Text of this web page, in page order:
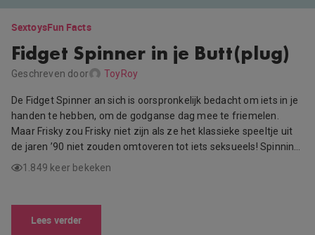
SextoysFun Facts
Fidget Spinner in je Butt(plug)
Geschreven door ToyRoy
De Fidget Spinner an sich is oorspronkelijk bedacht om iets in je
handen te hebben, om de godganse dag mee te friemelen.
Maar Frisky zou Frisky niet zijn als ze het klassieke speeltje uit
de jaren ’90 niet zouden omtoveren tot iets seksueels! Spinnin…
1.849 keer bekeken
Lees verder